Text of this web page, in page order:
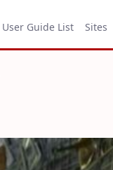
User Guide List Sites